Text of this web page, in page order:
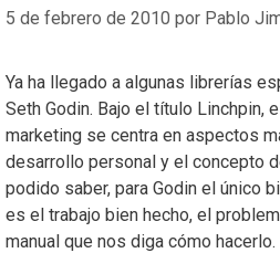
5 de febrero de 2010 por Pablo
Ya ha llegado a algunas librerías
Seth Godin. Bajo el título Linchpin,
marketing se centra en aspectos
desarrollo personal y el concepto
podido saber, para Godin el único
es el trabajo bien hecho, el
manual que nos diga cómo